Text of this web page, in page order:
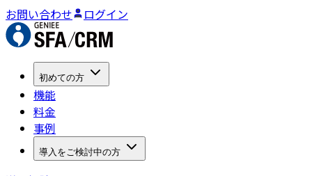
お問い合わせ ログイン
初めての方
機能
料金
事例
導入をご検討中の方